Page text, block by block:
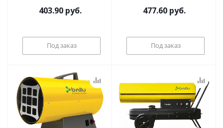
403.90руб.
Под заказ
477.60руб.
Под заказ